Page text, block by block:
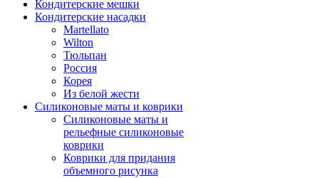
Кондитерские мешки
Кондитерские насадки
Martellato
Wilton
Тюльпан
Россия
Корея
Из белой жести
Силиконовые маты и коврики
Силиконовые маты и
рельефные силиконовые
коврики
Коврики для придания
объемного рисунка